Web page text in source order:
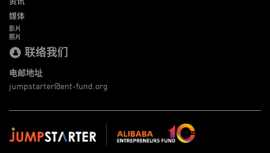
媒体
影片
照片
联络我们
电邮地址
jumpstarter@ent-fund.org